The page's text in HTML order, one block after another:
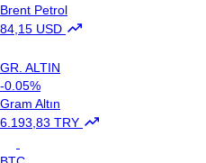
Brent Petrol
84,15 USD
GR. ALTIN
-0.05%
Gram Altın
6.193,83 TRY